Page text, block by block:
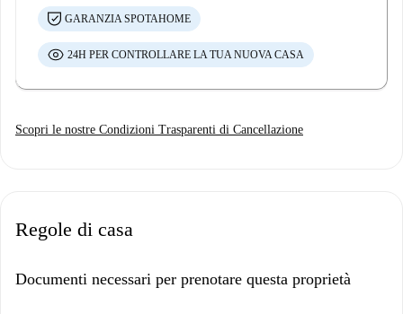
GARANZIA SPOTAHOME
24H PER CONTROLLARE LA TUA NUOVA CASA
Scopri le nostre Condizioni Trasparenti di Cancellazione
Regole di casa
Documenti necessari per prenotare questa proprietà